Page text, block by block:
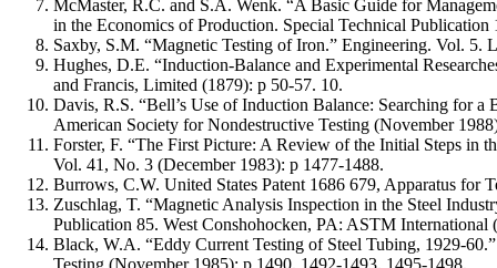
McMaster, R.C. and S.A. Wenk. “A Basic Guide for
in the Economics of Production. Special Technical
Saxby, S.M. “Magnetic Testing of Iron.” Engineering. Vol.
Hughes, D.E. “Induction-Balance and Experimental
and Francis, Limited (1879): p 50-57. 10.
Davis, R.S. “Bell’s Use of Induction Balance: Searching for
American Society for Nondestructive Testing (November
Forster, F. “The First Picture: A Review of the Initial Steps in
Vol. 41, No. 3 (December 1983): p 1477-1488.
Burrows, C.W. United States Patent 1686 679, Apparatus for
Zuschlag, T. “Magnetic Analysis Inspection in the Steel
Publication 85. West Conshohocken, PA: ASTM International
Black, W.A. “Eddy Current Testing of Steel Tubing, 1929-
Testing (November 1985): p 1490, 1492-1493, 1495-1498,